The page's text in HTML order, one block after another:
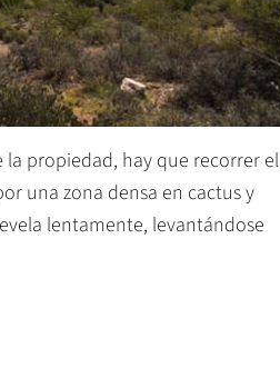
propiedad, hay que recorrer el
una zona densa en cactus y
lentamente, levantándose